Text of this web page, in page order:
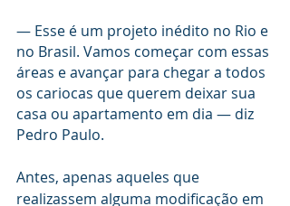
— Esse é um projeto inédito no Rio e
no Brasil. Vamos começar com essas
áreas e avançar para chegar a todos
os cariocas que querem deixar sua
casa ou apartamento em dia — diz
Pedro Paulo.
Antes, apenas aqueles que
realizassem alguma modificação em